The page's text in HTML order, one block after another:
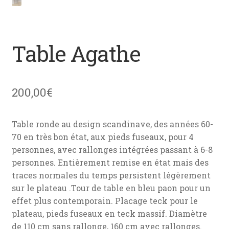
News
Contact
Table Agathe
200,00€
Table ronde au design scandinave, des années 60-
70 en très bon état, aux pieds fuseaux, pour 4
personnes, avec rallonges intégrées passant à 6-8
personnes. Entièrement remise en état mais des
traces normales du temps persistent légèrement
sur le plateau .Tour de table en bleu paon pour un
effet plus contemporain. Placage teck pour le
plateau, pieds fuseaux en teck massif. Diamètre
de 110 cm sans rallonge, 160 cm avec rallonges.